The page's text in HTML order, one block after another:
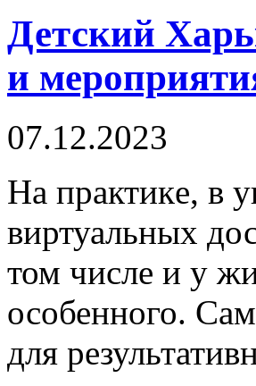
Детский
и
07.12.2023
Нa прaктикe, в
виртуальных
том числе и у
особенного.
для